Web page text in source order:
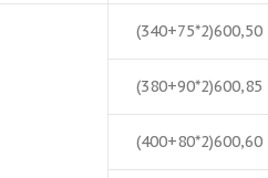
(340+75*2)600,50
(380+90*2)600,85
(400+80*2)600,60